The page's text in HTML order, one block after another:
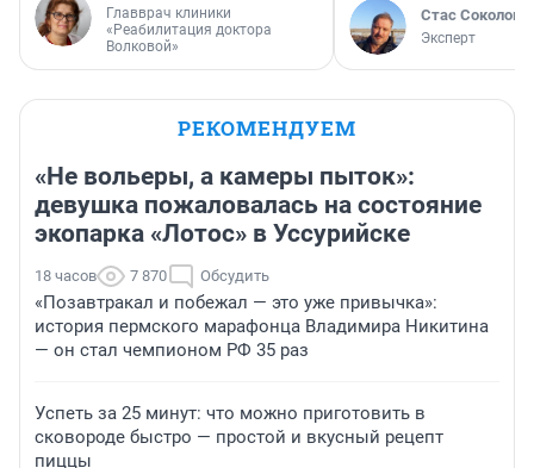
Главврач клиники
«Реабилитация доктора
Волковой»
Стас Соколов
Эксперт
РЕКОМЕНДУЕМ
«Не вольеры, а камеры пыток»:
девушка пожаловалась на состояние
экопарка «Лотос» в Уссурийске
18 часов 7 870 Обсудить
«Позавтракал и побежал — это уже привычка»:
история пермского марафонца Владимира Никитина
— он стал чемпионом РФ 35 раз
Успеть за 25 минут: что можно приготовить в
сковороде быстро — простой и вкусный рецепт
пиццы